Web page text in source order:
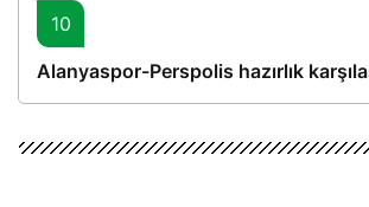
10
Alanyaspor-Perspolis hazırlık